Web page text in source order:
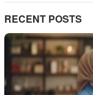
RECENT POSTS